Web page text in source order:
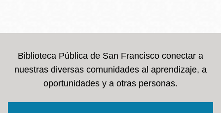
navegación
Biblioteca Pública de San Francisco conectar a
nuestras diversas comunidades al aprendizaje, a
oportunidades y a otras personas.